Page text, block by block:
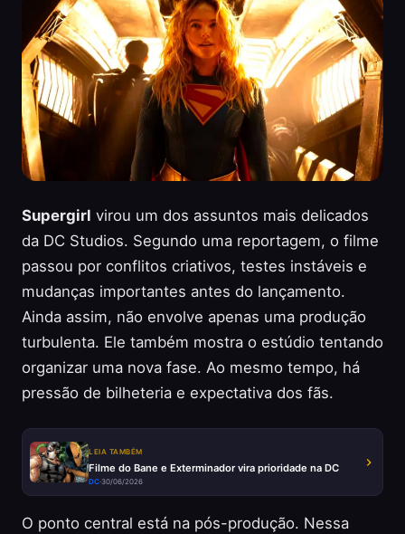
Supergirl virou um dos assuntos mais delicados
da DC Studios. Segundo uma reportagem, o filme
passou por conflitos criativos, testes instáveis e
mudanças importantes antes do lançamento.
Ainda assim, não envolve apenas uma produção
turbulenta. Ele também mostra o estúdio tentando
organizar uma nova fase. Ao mesmo tempo, há
pressão de bilheteria e expectativa dos fãs.
LEIA TAMBÉM
Filme do Bane e Exterminador vira prioridade na DC
DC·30/06/2026
O ponto central está na pós-produção. Nessa